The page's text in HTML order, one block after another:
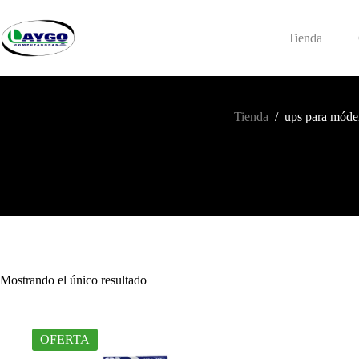
contenido
Tienda
Tienda / ups para
Mostrando el único resultado
OFERTA